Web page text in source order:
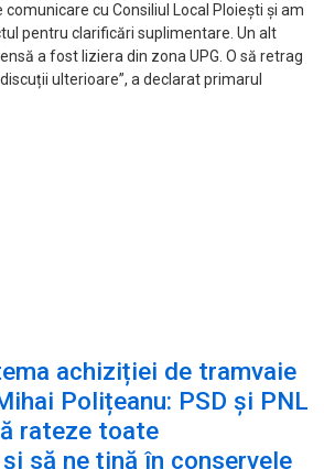
cu Consiliul Local Ploiești și am
pentru clarificări suplimentare. Un alt
a fost liziera din zona UPG. O să retrag
ulterioare”, a declarat primarul
achiziției de tramvaie
Polițeanu: PSD și PNL
rateze toate
să ne țină în conservele